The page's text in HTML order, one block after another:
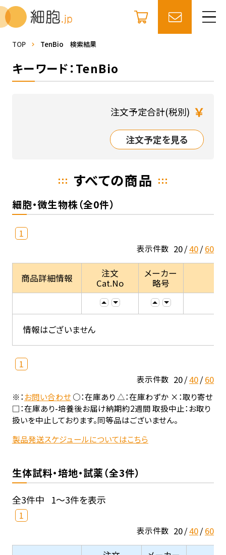
TOP TenBio 検索結果
キーワード：TenBio
注文予定合計(税別) ￥
注文予定を見る
すべての商品
細胞・微生物株（全0件）
1
表示件数 20 40 60
商品詳細情報
注文
Cat.No
メーカー
略号
情報はございません
1
表示件数 20 40 60
※：お問い合わせ○：在庫あり △：在庫わずか ×：取り寄せ
□：在庫あり-培養後お届け納期約2週間 取扱中止：お取り
扱いを中止しております。同等品はございません。
製品発送スケジュールについてはこちら
生体試料・培地・試薬（全3件）
全3件中 1～3件を表示
1
表示件数 20 40 60